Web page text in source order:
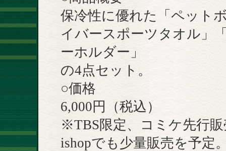
保冷性に優れた「ペット
イバースポーツタオル」
ーホルダー」
の4点セット。
○価格
6,000円（税込）
※TBS限定、コミケ先行
ishopでも少量販売を予定